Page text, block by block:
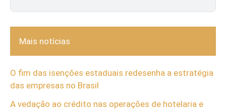
Mais notícias
O fim das isenções estaduais redesenha a estratégia
das empresas no Brasil
A vedação ao crédito nas operações de hotelaria e